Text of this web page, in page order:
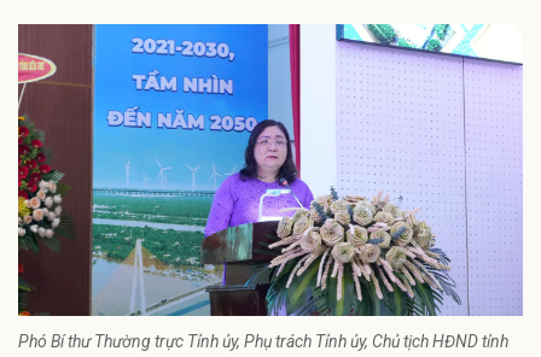
Phó Bí thư Thường trực Tỉnh ủy, Phụ trách Tỉnh ủy, Chủ tịch HĐND tỉnh